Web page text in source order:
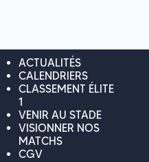
ACTUALITÉS
CALENDRIERS
CLASSEMENT ÉLITE
1
VENIR AU STADE
VISIONNER NOS
MATCHS
CGV